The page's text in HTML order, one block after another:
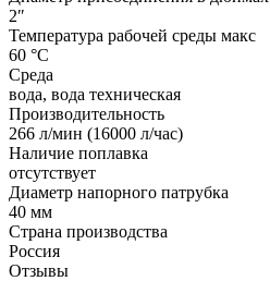
2″
Температура рабочей среды макс
60 °С
Среда
вода, вода техническая
Производительность
266 л/мин (16000 л/час)
Наличие поплавка
отсутствует
Диаметр напорного патрубка
40 мм
Страна производства
Россия
Отзывы